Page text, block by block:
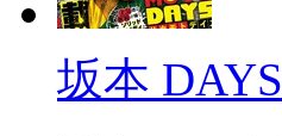
坂本 DAYS